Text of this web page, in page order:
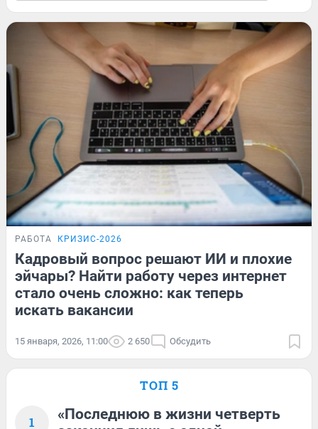
РАБОТА КРИЗИС-2026
Кадровый вопрос решают ИИ и плохие
эйчары? Найти работу через интернет
стало очень сложно: как теперь
искать вакансии
15 января, 2026, 11:00 2 650 Обсудить
ТОП 5
1
«Последнюю в жизни четверть